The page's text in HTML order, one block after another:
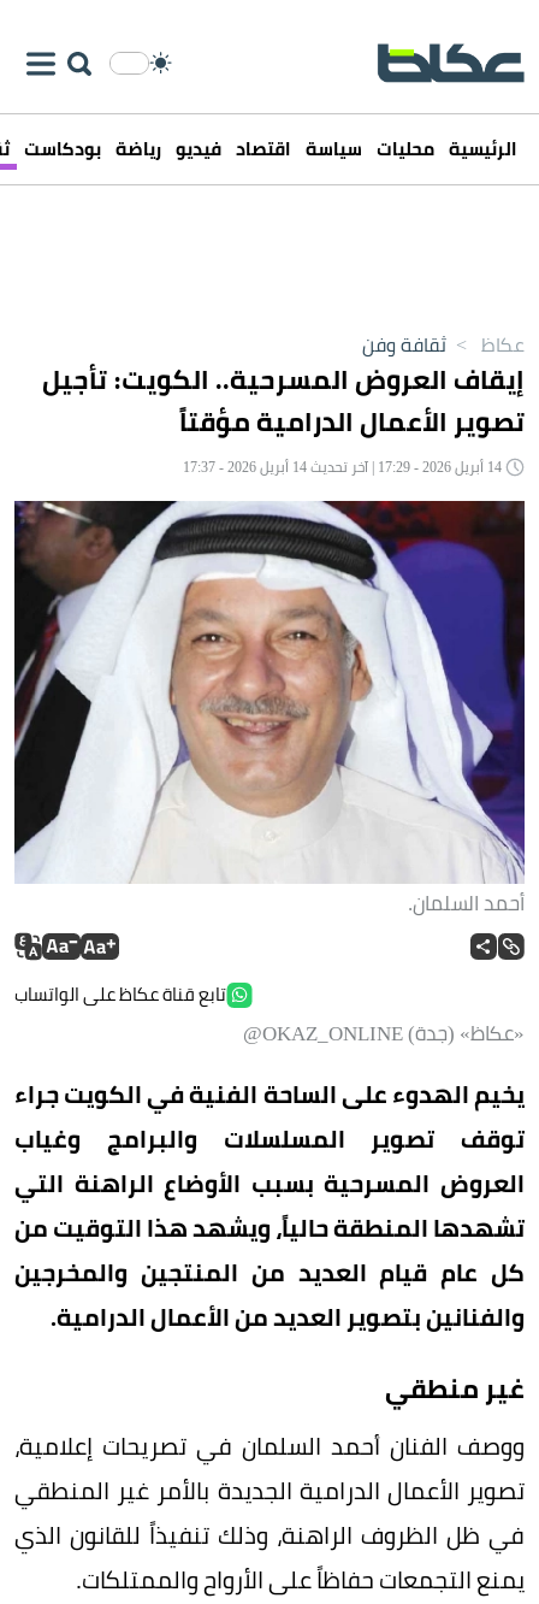
الرئيسية محليات سياسة اقتصاد فيديو رياضة بودكاست
عكاظ > ثقافة وفن
إيقاف العروض المسرحية.. الكويت: تأجيل
تصوير الأعمال الدرامية مؤقتاً
أحمد السلمان.
تابع قناة عكاظ على الواتساب
«عكاظ» (جدة) OKAZ_ONLINE@
يخيم الهدوء على الساحة الفنية في الكويت جراء
توقف تصوير المسلسلات والبرامج وغياب
العروض المسرحية بسبب الأوضاع الراهنة التي
تشهدها المنطقة حالياً، ويشهد هذا التوقيت من
كل عام قيام العديد من المنتجين والمخرجين
والفنانين بتصوير العديد من الأعمال الدرامية.
غير منطقي
ووصف الفنان أحمد السلمان في تصريحات إعلامية،
تصوير الأعمال الدرامية الجديدة بالأمر غير المنطقي
في ظل الظروف الراهنة، وذلك تنفيذاً للقانون الذي
يمنع التجمعات حفاظاً على الأرواح والممتلكات.